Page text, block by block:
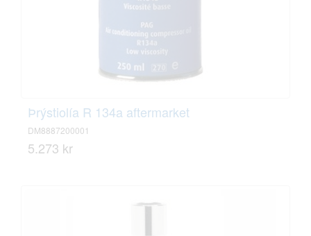
Þrýstiolía R 134a aftermarket
DM8887200001
5.273 kr